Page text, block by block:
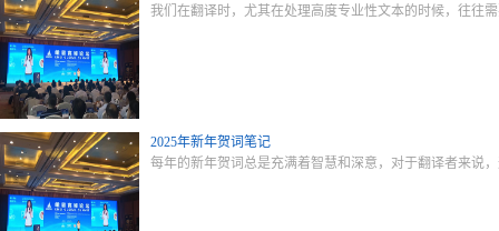
我们在翻译时，尤其在处理高度专业性文本的时候，往往
2025年新年贺词笔记
每年的新年贺词总是充满着智慧和深意，对于翻译者来说